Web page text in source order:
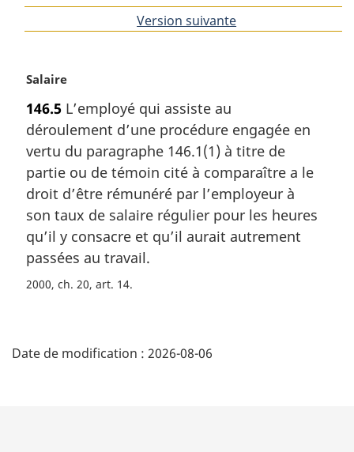
Version suivante
N
t
e
m
a
r
g
i
n
a
l
e
Salaire
146.5 L’employé qui assiste au
déroulement d’une procédure engagée en
vertu du paragraphe 146.1(1) à titre de
partie ou de témoin cité à comparaître a le
droit d’être rémunéré par l’employeur à
son taux de salaire régulier pour les heures
qu’il y consacre et qu’il aurait autrement
passées au travail.
2000, ch. 20, art. 14
é
Date de modification : 2026-08-06